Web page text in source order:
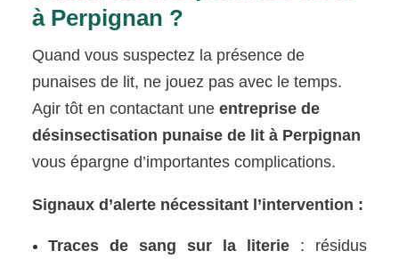
à Perpignan ?
Quand vous suspectez la présence de
punaises de lit, ne jouez pas avec le temps.
Agir tôt en contactant uneentreprise de
désinsectisation punaise de lit à Perpignan
vous épargne d’importantes complications.
Signaux d’alerte nécessitant l’intervention :
Traces de sang sur la literie: résidus